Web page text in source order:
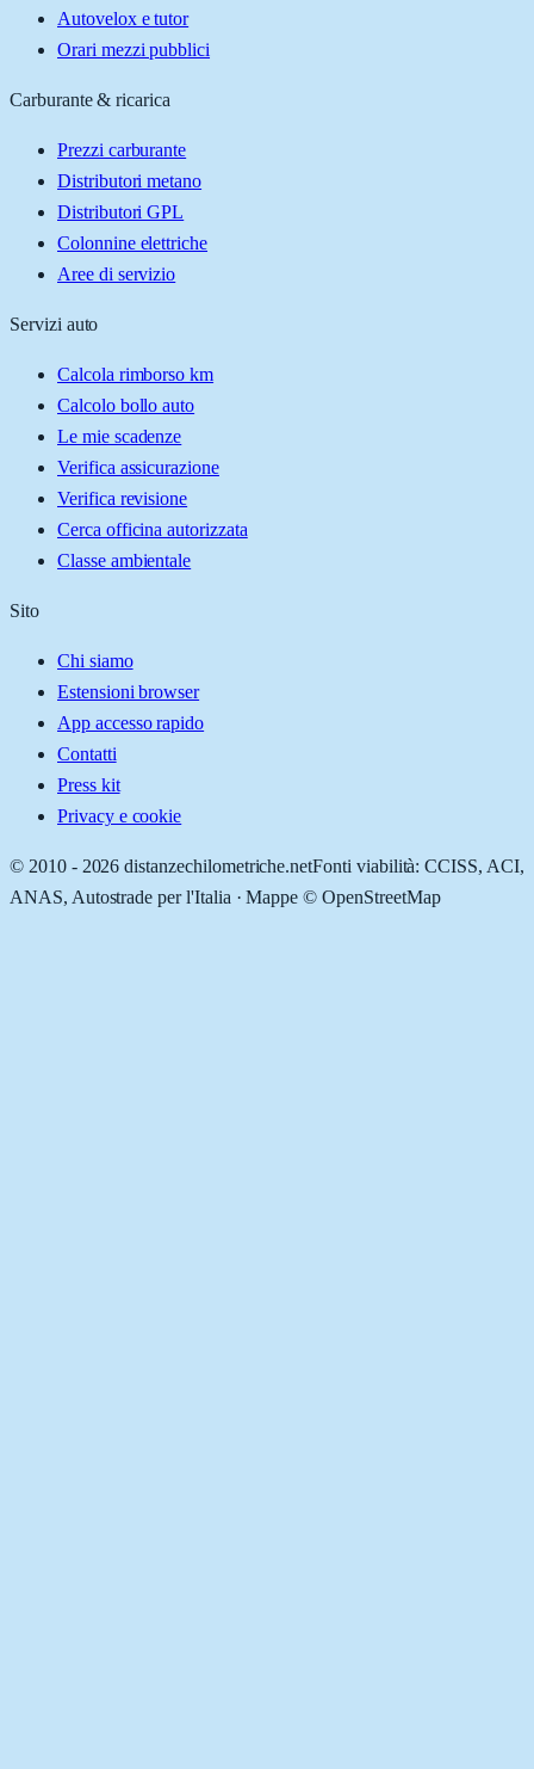
Autovelox e tutor
Orari mezzi pubblici
Carburante & ricarica
Prezzi carburante
Distributori metano
Distributori GPL
Colonnine elettriche
Aree di servizio
Servizi auto
Calcola rimborso km
Calcolo bollo auto
Le mie scadenze
Verifica assicurazione
Verifica revisione
Cerca officina autorizzata
Classe ambientale
Sito
Chi siamo
Estensioni browser
App accesso rapido
Contatti
Press kit
Privacy e cookie
© 2010 - 2026 distanzechilometriche.netFonti viabilità: CCISS, ACI,
ANAS, Autostrade per l'Italia · Mappe © OpenStreetMap